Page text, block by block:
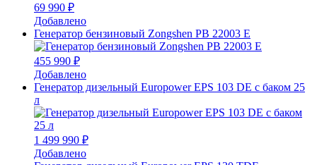
69 990 ₽
Добавлено
Генератор бензиновый Zongshen PB 22003 E
455 990 ₽
Добавлено
Генератор дизельный Europower EPS 103 DE с баком 25
л
1 499 990 ₽
Добавлено